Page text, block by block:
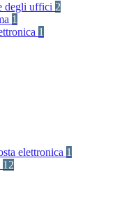
degli uffici 2
1
1
elettronica 1
12